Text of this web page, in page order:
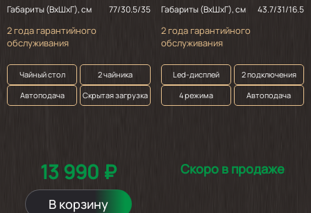
Габариты (ВхШхГ), см
77/30.5/35
2 года гарантийного
обслуживания
Чайный стол
2 чайника
Автоподача
Скрытая загрузка
13 990 ₽
В корзину
Габариты (ВхШхГ), см
43.7/31/16.5
2 года гарантийного
обслуживания
Led-дисплей
2 подключения
4 режима
Автоподача
Скоро в продаже